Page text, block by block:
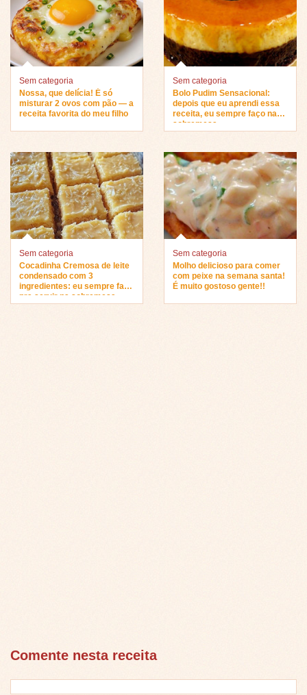
Sem categoria
Nossa, que delícia! É só
misturar 2 ovos com pão — a
receita favorita do meu filho
Sem categoria
Bolo Pudim Sensacional:
depois que eu aprendi essa
receita, eu sempre faço na
sobremesa…
Sem categoria
Cocadinha Cremosa de leite
condensado com 3
ingredientes: eu sempre faço
pra servir na sobremesa…
Sem categoria
Molho delicioso para comer
com peixe na semana santa!
É muito gostoso gente!!
Comente nesta receita